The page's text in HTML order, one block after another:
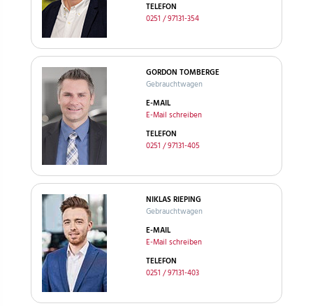
TELEFON
0251 / 97131-354
GORDON TOMBERGE
Gebrauchtwagen
E-MAIL
E-Mail schreiben
TELEFON
0251 / 97131-405
NIKLAS RIEPING
Gebrauchtwagen
E-MAIL
E-Mail schreiben
TELEFON
0251 / 97131-403